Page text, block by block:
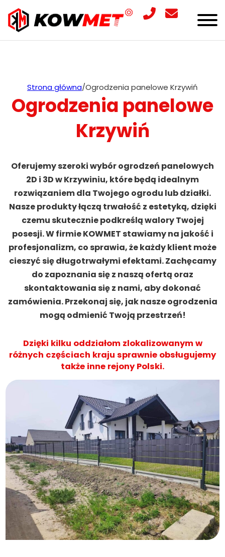
Strona główna/Ogrodzenia panelowe Krzywiń
Ogrodzenia panelowe
Krzywiń
Oferujemy szeroki wybór ogrodzeń panelowych
2D i 3D w Krzywiniu, które będą idealnym
rozwiązaniem dla Twojego ogrodu lub działki.
Nasze produkty łączą trwałość z estetyką, dzięki
czemu skutecznie podkreślą walory Twojej
posesji. W firmie KOWMET stawiamy na jakość i
profesjonalizm, co sprawia, że każdy klient może
cieszyć się długotrwałymi efektami. Zachęcamy
do zapoznania się z naszą ofertą oraz
skontaktowania się z nami, aby dokonać
zamówienia. Przekonaj się, jak nasze ogrodzenia
mogą odmienić Twoją przestrzeń!
Dzięki kilku oddziałom zlokalizowanym w
różnych częściach kraju sprawnie obsługujemy
także inne rejony Polski.